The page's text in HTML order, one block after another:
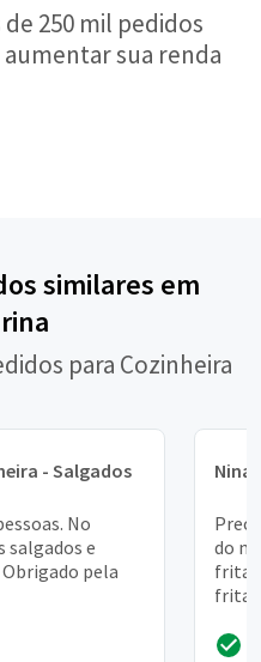
250 mil pedidos
sua renda
similares em
para Cozinheira
- Salgados
No
salgados e
pela
Nina
do
frita,